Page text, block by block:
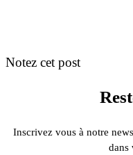
Notez cet post
Inscrivez vous à notre
dans